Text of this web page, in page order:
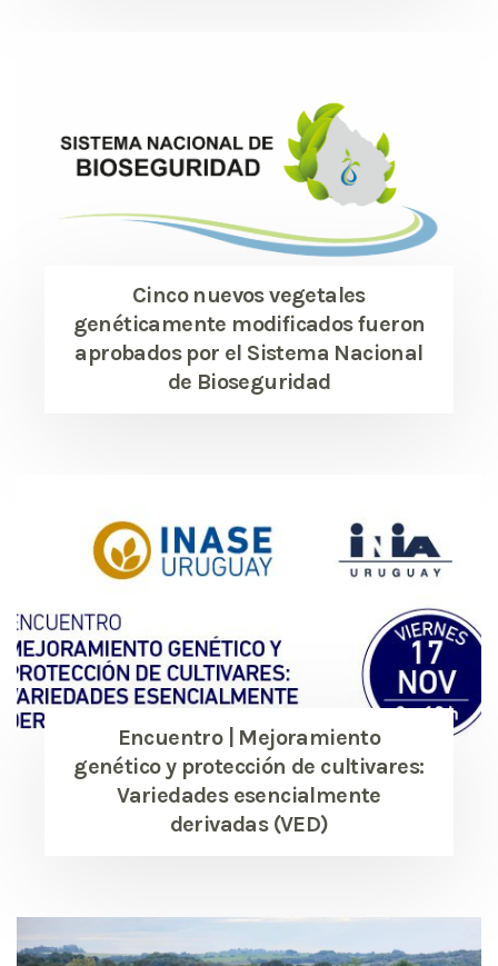
Cinco nuevos vegetales
genéticamente modificados fueron
aprobados por el Sistema Nacional
de Bioseguridad
Encuentro | Mejoramiento
genético y protección de cultivares:
Variedades esencialmente
derivadas (VED)